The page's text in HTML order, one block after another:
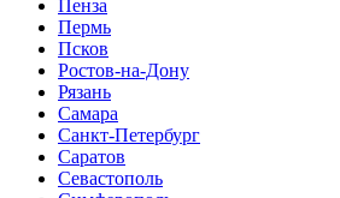
Пенза
Пермь
Псков
Ростов-на-Дону
Рязань
Самара
Санкт-Петербург
Саратов
Севастополь